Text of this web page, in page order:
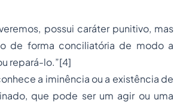
possui caráter punitivo, mas
de forma conciliatória de modo a
repará-lo.”[4]
a iminência ou a existência de
que pode ser um agir ou uma